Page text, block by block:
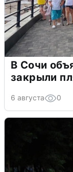
В Сочи
закрыли
6 августа 0